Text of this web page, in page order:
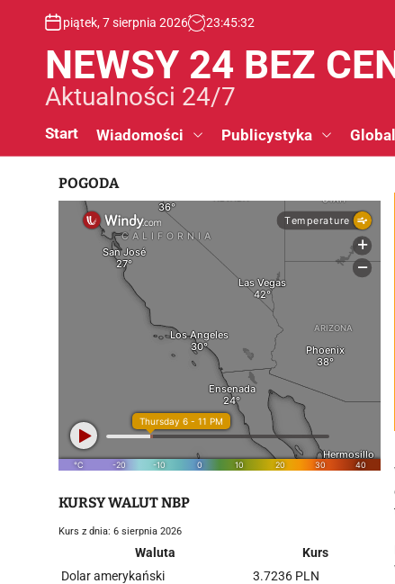
piątek, 7 sierpnia 2026 23:45:33
NEWSY 24 BEZ
Aktualności 24/7
Start Wiadomości Publicystyka
POGODA
KURSY WALUT NBP
Kurs z dnia: 6 sierpnia 2026
Waluta
Kurs
Dolar amerykański
3.7236 PLN